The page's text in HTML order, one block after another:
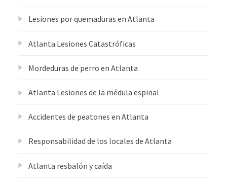
Lesiones por quemaduras en Atlanta
Atlanta Lesiones Catastróficas
Mordeduras de perro en Atlanta
Atlanta Lesiones de la médula espinal
Accidentes de peatones en Atlanta
Responsabilidad de los locales de Atlanta
Atlanta resbalón y caída